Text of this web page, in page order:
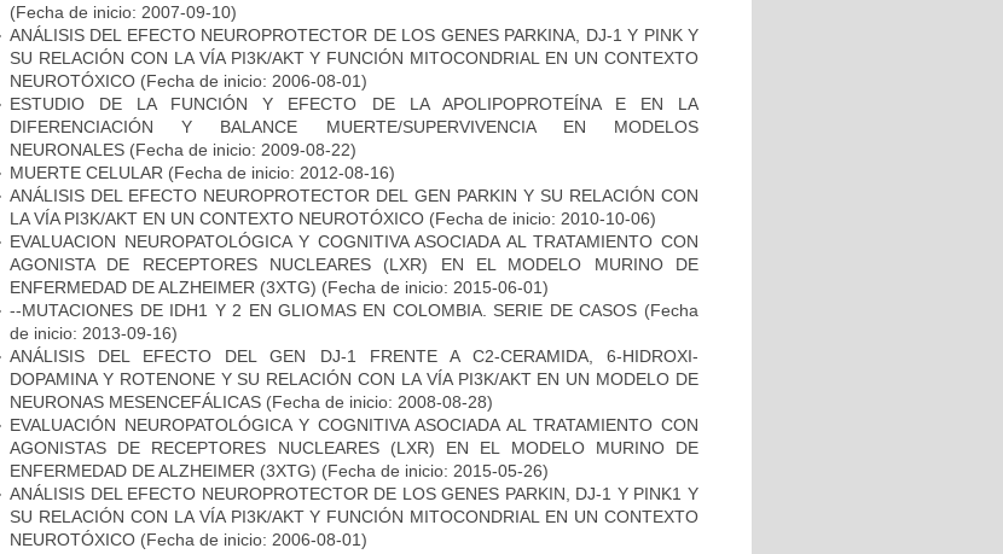
(Fecha de inicio: 2007-09-10)
ANÁLISIS DEL EFECTO NEUROPROTECTOR DE LOS GENES PARKINA, DJ-1 Y PINK Y
SU RELACIÓN CON LA VÍA PI3K/AKT Y FUNCIÓN MITOCONDRIAL EN UN CONTEXTO
NEUROTÓXICO (Fecha de inicio: 2006-08-01)
ESTUDIO DE LA FUNCIÓN Y EFECTO DE LA APOLIPOPROTEÍNA E EN LA
DIFERENCIACIÓN Y BALANCE MUERTE/SUPERVIVENCIA EN MODELOS
NEURONALES (Fecha de inicio: 2009-08-22)
MUERTE CELULAR (Fecha de inicio: 2012-08-16)
ANÁLISIS DEL EFECTO NEUROPROTECTOR DEL GEN PARKIN Y SU RELACIÓN CON
LA VÍA PI3K/AKT EN UN CONTEXTO NEUROTÓXICO (Fecha de inicio: 2010-10-06)
EVALUACION NEUROPATOLÓGICA Y COGNITIVA ASOCIADA AL TRATAMIENTO CON
AGONISTA DE RECEPTORES NUCLEARES (LXR) EN EL MODELO MURINO DE
ENFERMEDAD DE ALZHEIMER (3XTG) (Fecha de inicio: 2015-06-01)
--MUTACIONES DE IDH1 Y 2 EN GLIOMAS EN COLOMBIA. SERIE DE CASOS (Fecha
de inicio: 2013-09-16)
ANÁLISIS DEL EFECTO DEL GEN DJ-1 FRENTE A C2-CERAMIDA, 6-HIDROXI-
DOPAMINA Y ROTENONE Y SU RELACIÓN CON LA VÍA PI3K/AKT EN UN MODELO DE
NEURONAS MESENCEFÁLICAS (Fecha de inicio: 2008-08-28)
EVALUACIÓN NEUROPATOLÓGICA Y COGNITIVA ASOCIADA AL TRATAMIENTO CON
AGONISTAS DE RECEPTORES NUCLEARES (LXR) EN EL MODELO MURINO DE
ENFERMEDAD DE ALZHEIMER (3XTG) (Fecha de inicio: 2015-05-26)
ANÁLISIS DEL EFECTO NEUROPROTECTOR DE LOS GENES PARKIN, DJ-1 Y PINK1 Y
SU RELACIÓN CON LA VÍA PI3K/AKT Y FUNCIÓN MITOCONDRIAL EN UN CONTEXTO
NEUROTÓXICO (Fecha de inicio: 2006-08-01)